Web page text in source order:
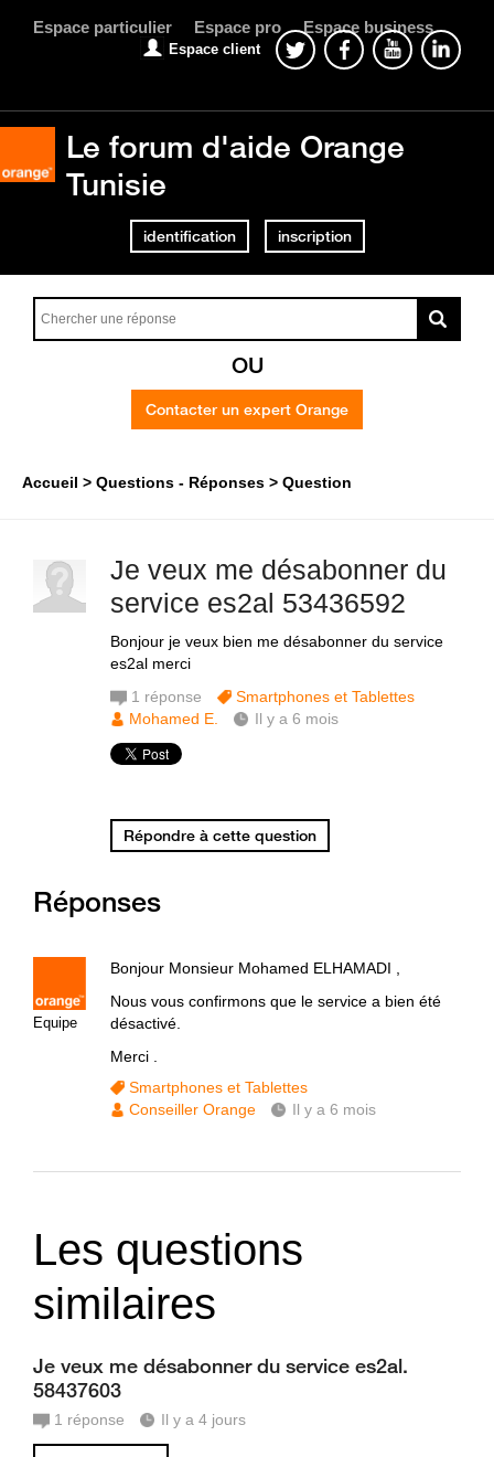
Espace particulier Espace pro Espace business
Espace client
Le forum d'aide Orange
Tunisie
identification inscription
OU
Contacter un expert Orange
Accueil Questions - Réponses Question
Je veux me désabonner du
service es2al 53436592
Bonjour je veux bien me désabonner du service
es2al merci
1 réponse
Smartphones et Tablettes
Mohamed E.
Il y a 6 mois
Répondre à cette question
Réponses
Equipe
Bonjour Monsieur Mohamed ELHAMADI ,
Nous vous confirmons que le service a bien été
désactivé.
Merci .
Smartphones et Tablettes
Conseiller Orange
Il y a 6 mois
Les questions
similaires
Je veux me désabonner du service es2al.
58437603
1 réponse Il y a 4 jours